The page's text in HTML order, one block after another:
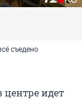
съедено
центре идет